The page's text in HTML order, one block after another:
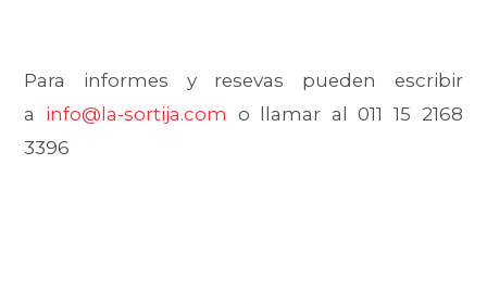
Para informes y resevas pueden escribir
a info@la-sortija.com o llamar al 011 15 2168
3396